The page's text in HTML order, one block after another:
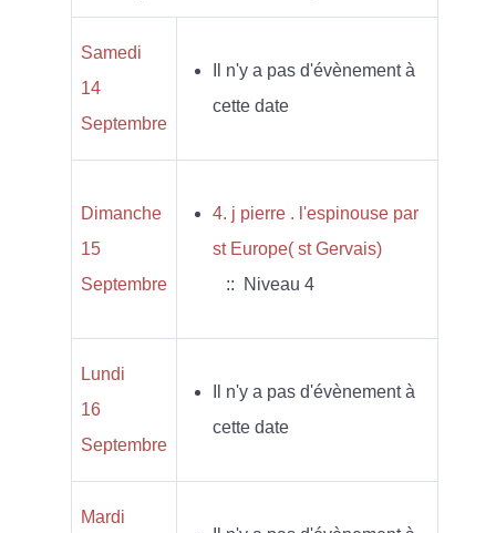
Samedi
14
Septembre
Il n'y a pas d'évènement à
cette date
Dimanche
15
Septembre
4. j pierre . l'espinouse par
st Europe( st Gervais)
:: Niveau 4
Lundi
16
Septembre
Il n'y a pas d'évènement à
cette date
Mardi